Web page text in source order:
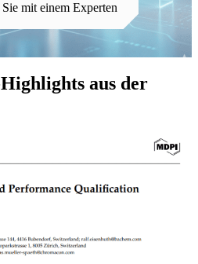
Sie mit einem Experten
aus der